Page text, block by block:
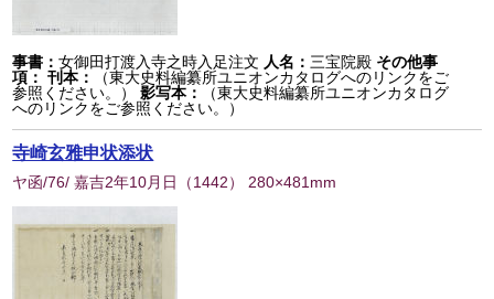
事書：女御田打渡入寺之時入足注文 人名： 三宝院殿 その他事
項： 刊本：
（東大史料編纂所ユニオンカタログへのリンクをご
参照ください。）
影写本：
（東大史料編纂所ユニオンカタログ
へのリンクをご参照ください。）
寺崎玄雅申状添状
ヤ函/76/ 嘉吉2年10月日 （1442） 280×481mm